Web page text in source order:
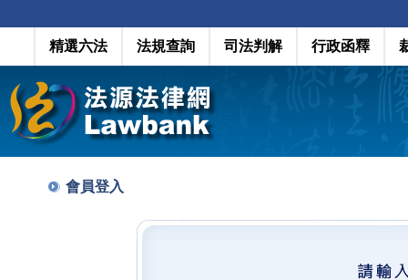
精選六法 法規查詢 司法判解 行政函釋
會員登入